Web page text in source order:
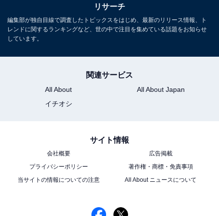
リサーチ
編集部が独自目線で調査したトピックスをはじめ、最新のリリース情報、ト
レンドに関するランキングなど、世の中で注目を集めている話題をお知らせ
しています。
関連サービス
All About
All About Japan
イチオシ
サイト情報
会社概要
広告掲載
プライバシーポリシー
著作権・商標・免責事項
当サイトの情報についての注意
All About ニュースについて